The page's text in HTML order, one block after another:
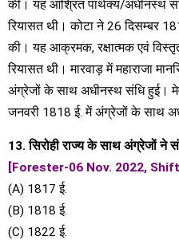
की। यह आश्रित पार्थक्य/अधीनस्थ
रियासत थी। कोटा ने 26 दिसम्बर
की। यह आक्रमक, रक्षात्मक एवं
रियासत थी। मारवाड़ में महाराजा
अंग्रेजों के साथ अधीनस्थ संधि हुई।
जनवरी 1818 ई. में अंग्रेजों के साथ
13. सिरोही राज्य के साथ अंग्रेजों ने
[Forester-06 Nov. 2022,
(A) 1817 ई.
(B) 1818 ई.
(C) 1822 ई.